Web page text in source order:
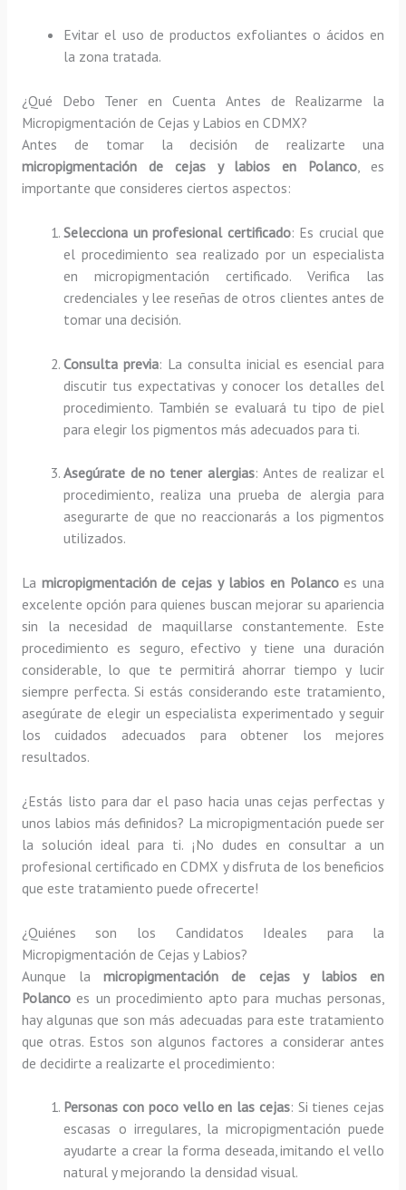
Evitar el uso de productos exfoliantes o ácidos en
la zona tratada.
¿Qué Debo Tener en Cuenta Antes de Realizarme la
Micropigmentación de Cejas y Labios en CDMX?
Antes de tomar la decisión de realizarte una
micropigmentación de cejas y labios en Polanco , es
importante que consideres ciertos aspectos:
Selecciona un profesional certificado: Es crucial que
el procedimiento sea realizado por un especialista
en micropigmentación certificado. Verifica las
credenciales y lee reseñas de otros clientes antes de
tomar una decisión.
Consulta previa: La consulta inicial es esencial para
discutir tus expectativas y conocer los detalles del
procedimiento. También se evaluará tu tipo de piel
para elegir los pigmentos más adecuados para ti.
Asegúrate de no tener alergias: Antes de realizar el
procedimiento, realiza una prueba de alergia para
asegurarte de que no reaccionarás a los pigmentos
utilizados.
La micropigmentación de cejas y labios en Polancoes una
excelente opción para quienes buscan mejorar su apariencia
sin la necesidad de maquillarse constantemente. Este
procedimiento es seguro, efectivo y tiene una duración
considerable, lo que te permitirá ahorrar tiempo y lucir
siempre perfecta. Si estás considerando este tratamiento,
asegúrate de elegir un especialista experimentado y seguir
los cuidados adecuados para obtener los mejores
resultados.
¿Estás listo para dar el paso hacia unas cejas perfectas y
unos labios más definidos? La micropigmentación puede ser
la solución ideal para ti. ¡No dudes en consultar a un
profesional certificado en CDMX y disfruta de los beneficios
que este tratamiento puede ofrecerte!
¿Quiénes son los Candidatos Ideales para la
Micropigmentación de Cejas y Labios?
Aunque lamicropigmentación de cejas y labios en
Polancoes un procedimiento apto para muchas personas,
hay algunas que son más adecuadas para este tratamiento
que otras. Estos son algunos factores a considerar antes
de decidirte a realizarte el procedimiento:
Personas con poco vello en las cejas: Si tienes cejas
escasas o irregulares, la micropigmentación puede
ayudarte a crear la forma deseada, imitando el vello
natural y mejorando la densidad visual.